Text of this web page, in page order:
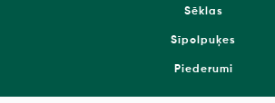
Sēklas
Sīpolpuķes
Piederumi